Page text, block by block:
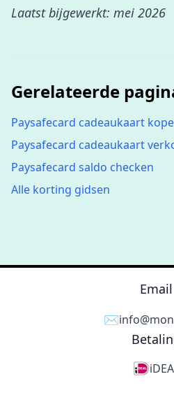
Laatst bijgewerkt: mei 2026
Gerelateerde
Paysafecard cadeaukaart
Paysafecard cadeaukaart
Paysafecard saldo checken
Alle korting gidsen
Email
✉️